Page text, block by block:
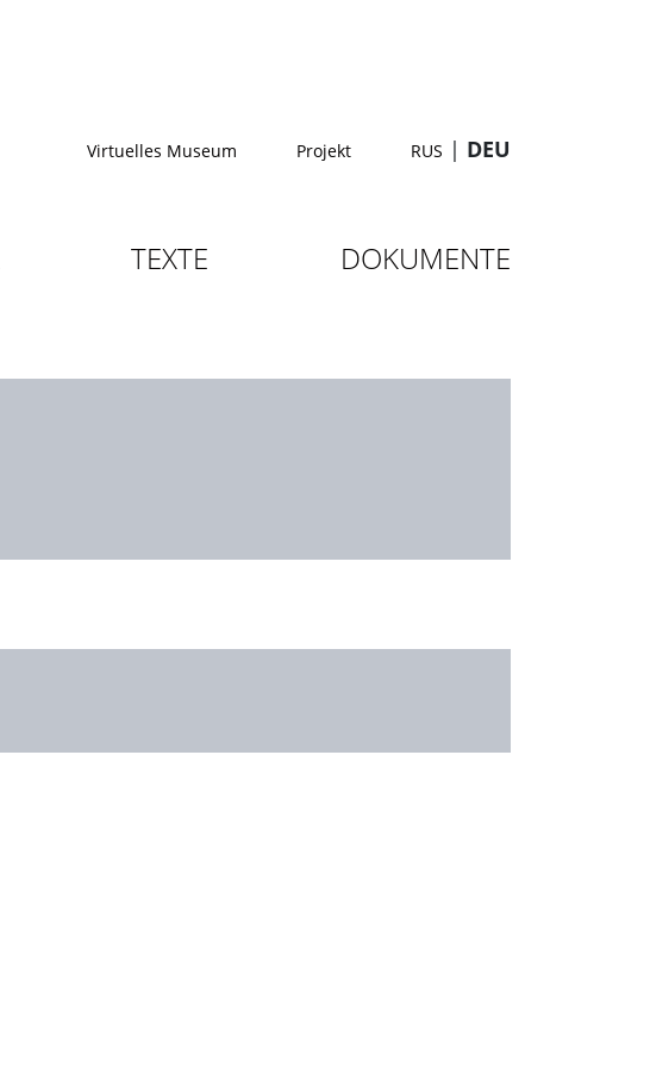
Virtuelles Museum Projekt RUS | DEU
TEXTE DOKUMENTE